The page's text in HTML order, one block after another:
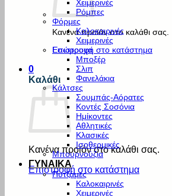
Κανένα προϊόν στο καλάθι σας.
Επιστροφή στο κατάστημα
0
Καλάθι
Κανένα προϊόν στο καλάθι σας.
Επιστροφή στο κατάστημα
Χειμερινές
Ρόμπες
Φόρμες
Καλοκαιρινές
Χειμερινές
Εσώρουχα
Μποξέρ
Σλιπ
Φανελάκια
Κάλτσες
Σουμπάς-Αόρατες
Κοντές Σοσόνια
Ημίκοντες
Αθλητικές
Κλασικές
Ισοθερμικές
Μπουρνούζια
ΓΥΝΑΙΚΑ
Πυτζάμες
Καλοκαιρινές
Χειμερινές